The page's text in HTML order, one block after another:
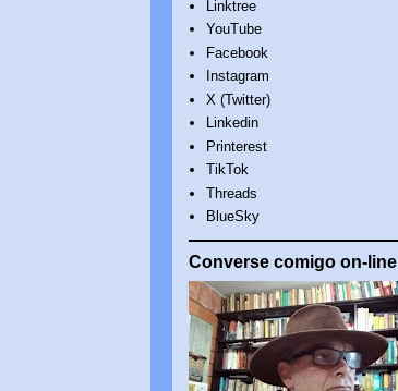
Linktree
YouTube
Facebook
Instagram
X (Twitter)
Linkedin
Printerest
TikTok
Threads
BlueSky
Converse comigo on-line